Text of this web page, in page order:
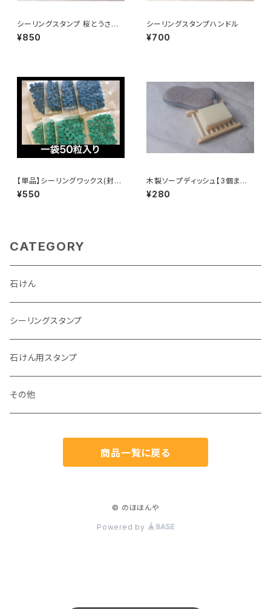
シーリングスタンプ 桜とうさぎ
【クリックポスト対応】
¥850
シーリングスタンプハンドル
¥700
【単品】シーリングワックス(封
蝋)50粒【クリックポスト対応】
¥550
木製ソープディッシュ【3個まで
クリックポスト対応】
¥280
CATEGORY
石けん
シーリングスタンプ
石けん用スタンプ
その他
商品一覧に戻る
© のほほんや
Powered by